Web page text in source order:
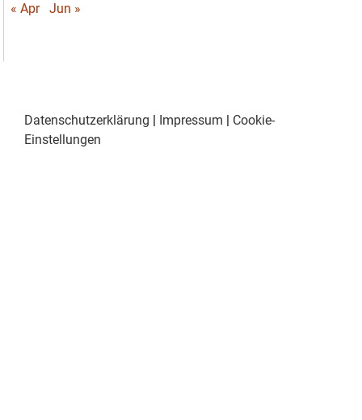
« Apr
Jun »
Datenschutzerklärung Impressum
Cookie-
Einstellungen